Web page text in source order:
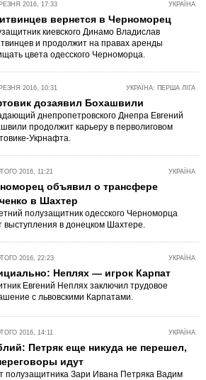
УКРАЇНА
2016, 17:33
вернется в Черноморец
киевского Динамо Владислав
и продолжит на правах аренды
цвета одесского Черноморца.
УКРАЇНА: ПЕРША ЛІГА
2016, 10:31
дозаявил Бохашвили
днепропетровского Днепра Евгений
продолжит карьеру в перволиговом
Укрнафта.
УКРАЇНА
2016, 11:21
объявил о трансфере
в Шахтер
полузащитник одесского Черноморца
выступления в донецком Шахтере.
УКРАЇНА
2016, 22:23
Неплях — игрок Карпат
Евгений Неплях заключил трудовое
с львовскими Карпатами.
УКРАЇНА
2016, 14:11
Петряк еще никуда не перешел,
идут
полузащитника Зари Ивана Петряка Вадим